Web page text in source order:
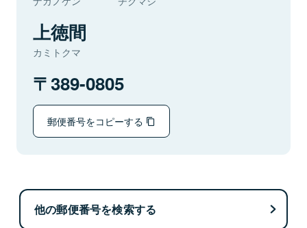
上徳間
カミトクマ
389-0805
郵便番号をコピーする
他の郵便番号を検索する